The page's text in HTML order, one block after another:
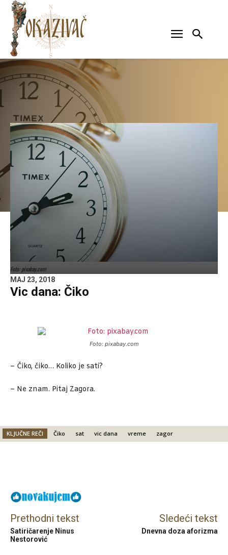
Foto: pixabay.com
MAJ 23, 2018
Vic dana: Čiko
Foto: pixabay.com
– Čiko, čiko… Koliko je sati?
– Ne znam. Pitaj Zagora.
KLJUČNE REČI Čiko sat vic dana vreme zagor
Prethodni tekst
Satiričarenje Ninus
Nestorović
Sledeći tekst
Dnevna doza aforizma